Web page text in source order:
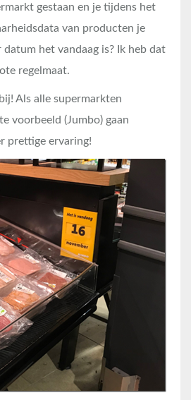
gestaan en je tijdens het
van producten je
het vandaag is? Ik heb dat
regelmaat.
Als alle supermarkten
voorbeeld (Jumbo) gaan
prettige ervaring!